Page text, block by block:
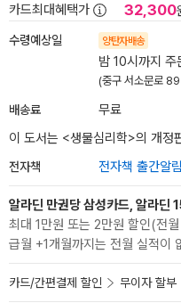
카드최대혜택가 32,300
수령예상일 양탄자배송
밤 10시까지 주
(중구 서소문로
배송료
무료
이 도서는 <생물심리학>의 개정
전자책 전자책 출간알
알라딘 만권당 삼성카드, 알라딘
최대 1만원 또는 2만원 할인(전
급월 +1개월까지는 전월 실적이
카드/간편결제 할인 무이자 할부